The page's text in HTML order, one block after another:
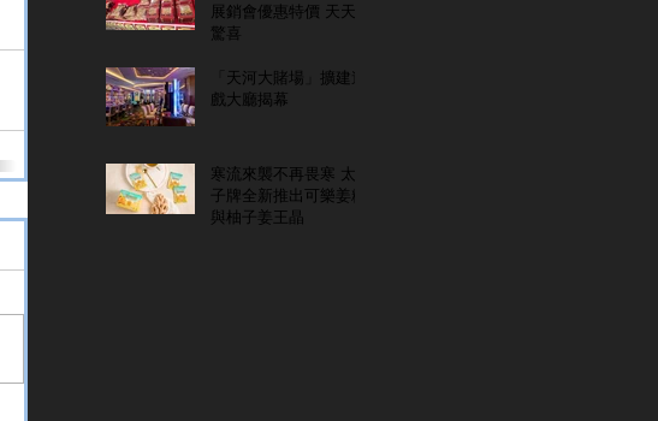
展銷會優惠特價 天天
驚喜
「天河大賭場」擴建遊
戲大廳揭幕
寒流來襲不再畏寒 太
子牌全新推出可樂姜糖
與柚子姜王晶